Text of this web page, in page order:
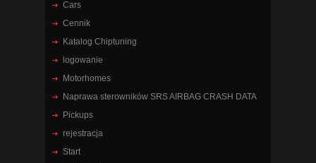
Cars
Cennik
Katalog Chiptuning
logowanie
Motorhomes
Naprawa sterowników SRS AIRBAG CRASH DATA
Pickups
rejestracja
Start